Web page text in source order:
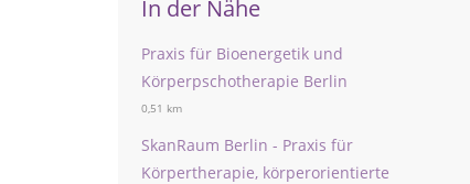
In der Nähe
Praxis für Bioenergetik und
Körperpschotherapie Berlin
0,51 km
SkanRaum Berlin - Praxis für
Körpertherapie, körperorientierte